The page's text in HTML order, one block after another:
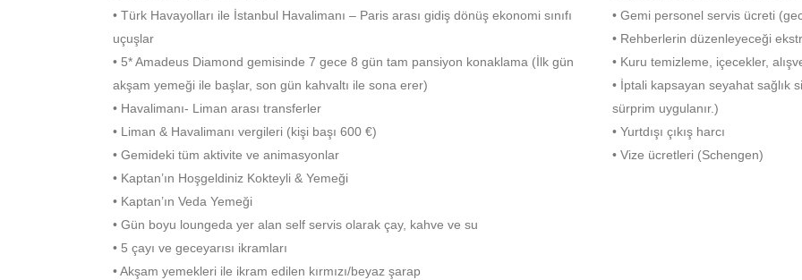
• Türk Havayolları ile İstanbul Havalimanı – Paris arası gidiş dönüş ekonomi sınıfı
uçuşlar
• 5* Amadeus Diamond gemisinde 7 gece 8 gün tam pansiyon konaklama (İlk gün
akşam yemeği ile başlar, son gün kahvaltı ile sona erer)
• Havalimanı- Liman arası transferler
• Liman & Havalimanı vergileri (kişi başı 600 €)
• Gemideki tüm aktivite ve animasyonlar
• Kaptan’ın Hoşgeldiniz Kokteyli & Yemeği
• Kaptan’ın Veda Yemeği
• Gün boyu loungeda yer alan self servis olarak çay, kahve ve su
• 5 çayı ve geceyarısı ikramları
• Akşam yemekleri ile ikram edilen kırmızı/beyaz şarap
• Gemi personel servis ücreti
• Rehberlerin düzenleyeceği
• Kuru temizleme, içecekler,
• İptali kapsayan seyahat sağlık
sürprim uygulanır.)
• Yurtdışı çıkış harcı
• Vize ücretleri (Schengen)